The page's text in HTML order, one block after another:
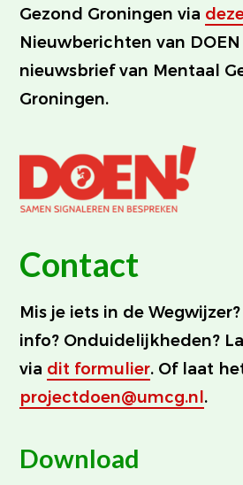
Gezond Groningen via
Nieuwberichten van
nieuwsbrief van Mentaal
Groningen.
Contact
Mis je iets in de
info? Onduidelijkheden?
via dit formulier. Of laat
projectdoen@umcg.nl .
Download